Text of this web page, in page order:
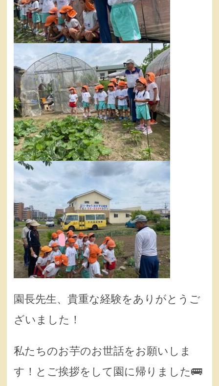
園長先生、貴重な経験をありがとうご
ざいました！
私たちのお芋のお世話をお願いしま
す！とご挨拶をして園に帰りました🚌